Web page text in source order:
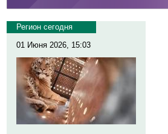
Регион сегодня
01 Июня 2026, 15:03